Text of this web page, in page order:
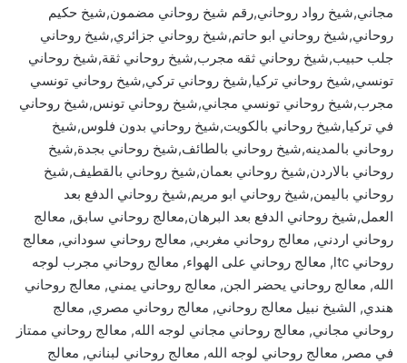
مجاني,شيخ رواد روحاني,رقم شيخ روحاني مضمون,شيخ حكيم
روحاني,شيخ روحاني ابو حاتم,شيخ روحاني جزائري,شيخ روحاني
جلب حبيب,شيخ روحاني ثقه مجرب,شيخ روحاني ثقة,شيخ روحاني
تونسي,شيخ روحاني تركيا,شيخ روحاني تركي,شيخ روحاني تونسي
مجرب,شيخ روحاني تونسي مجاني,شيخ روحاني تونس,شيخ روحاني
في تركيا,شيخ روحاني بالكويت,شيخ روحاني بدون فلوس,شيخ
روحاني بالمدينه,شيخ روحاني بالطائف,شيخ روحاني بجدة,شيخ
روحاني بالاردن,شيخ روحاني بعمان,شيخ روحاني بالقطيف,شيخ
روحاني باليمن,شيخ روحاني ابو مريم,شيخ روحاني الدفع بعد
العمل,شيخ روحاني الدفع بعد البرهان,معالج روحاني سابق, معالج
روحاني اردني, معالج روحاني مغربي, معالج روحاني سوداني, معالج
روحاني ltc, معالج روحاني على الهواء, معالج روحاني مجرب لوجه
الله, معالج روحاني يحضر الجن, معالج روحاني يمني, معالج روحاني
هندي, الشيخ نبيل معالج روحاني, معالج روحاني مصري, معالج
روحاني مجاني, معالج روحاني مجاني لوجه الله, معالج روحاني ممتاز
في مصر, معالج روحاني لوجه الله, معالج روحاني لبناني, معالج